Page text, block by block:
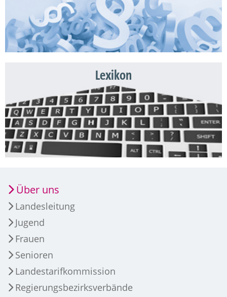
Lexikon
Über uns
Landesleitung
Jugend
Frauen
Senioren
Landestarifkommission
Regierungsbezirksverbände